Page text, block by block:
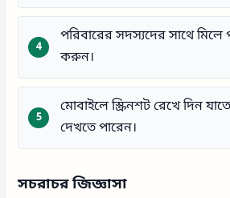
পরিবারের সদস্যদের সাথে
করুন।
মোবাইলে স্ক্রিনশট রেখে দিন
দেখতে পারেন।
সচরাচর জিজ্ঞাসা